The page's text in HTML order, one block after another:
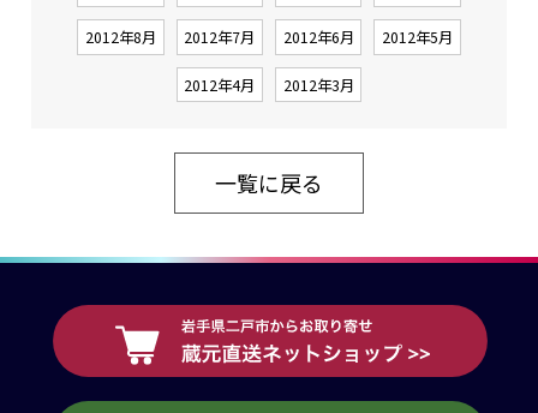
2012年8月 2012年7月 2012年6月 2012年5月
2012年4月 2012年3月
一覧に戻る